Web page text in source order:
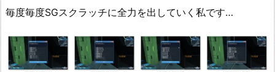
毎度毎度SGスクラッチに全力を出していく私です…